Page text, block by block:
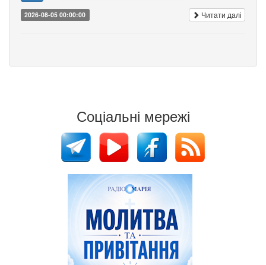
2026-08-05 00:00:00 Читати далі
Соціальні мережі